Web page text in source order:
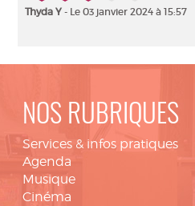
Thyda Y - Le 03 janvier 2024 à 15:57
NOS RUBRIQUES
Services & infos pratiques
Agenda
Musique
Cinéma